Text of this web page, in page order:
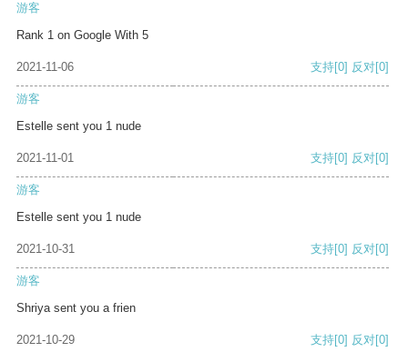
游客
Rank 1 on Google With 5
2021-11-06 支持[0] 反对[0]
游客
Estelle sent you 1 nude
2021-11-01 支持[0] 反对[0]
游客
Estelle sent you 1 nude
2021-10-31 支持[0] 反对[0]
游客
Shriya sent you a frien
2021-10-29 支持[0] 反对[0]